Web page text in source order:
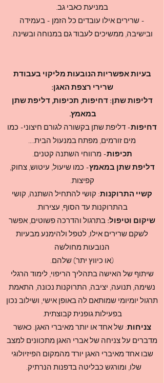
במניעת כאבי גב.
- שרירים אילו עובדים כל הזמן - בעמידה
ובישיבה, ממשיכים לעבוד גם במנוחה ובשינה.
בעיות אפשריות הנובעות מליקוי בעבודת
שרירי רצפת האגן:
דליפות שתן: דחיפות, תכיפות, דליפת שתן
במאמץ.
דחיפות- דליפת שתן בקשורה לגורם חיצוני- כמו
מים זורמים, מפתח במנעול הבית....
תכיפות- מרווחי השתנה קטנים.
דליפת שתן במאמץ- כמו שיעול, עיטוש, צחוק,
קפיצות.
קשיי התרוקנות: קושי להתחיל השתנה, קושי
בהתרוקנות עד הסוף, עצירות.
שיקום וטיפול:בתרגול והדרכה פשוטים, אפשר
לשקם שרירים אילו, לטפל ולהימנע מבעיות
הנובעות מחולשה
(או כיווץ יתר) שלהם.
שיתוף של האישה בתהליך הריפוי, לימוד הרגלי
נשימה, תנועה, יציבה, התרוקנות נכונה, התאמת
תרגול יומיומי שמותאם לה באופן אישי, ושילוב נכון
בפעילות גופנית קבוצתית.
צניחות: של אחד או יותר מאיברי האגן. כאשר
מדברים על צניחה של אברי האגן מתכוונים למצב
שבו אחד מאיברי האגן יורד מהמקום הפיזיולוגי
שלו, ומורגש כבליטה בדפנות הנרתיק.